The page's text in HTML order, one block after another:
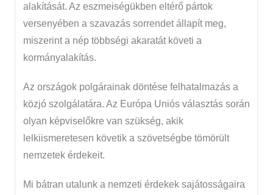
alakítását. Az eszmeiségükben eltérő pártok
versenyében a szavazás sorrendet állapít meg,
miszerint a nép többségi akaratát követi a
kormányalakítás.
Az országok polgárainak döntése felhatalmazás a
közjó szolgálatára. Az Európa Uniós választás során
olyan képviselőkre van szükség, akik
lelkiismeretesen követik a szövetségbe tömörült
nemzetek érdekeit.
Mi bátran utalunk a nemzeti érdekek sajátosságaira